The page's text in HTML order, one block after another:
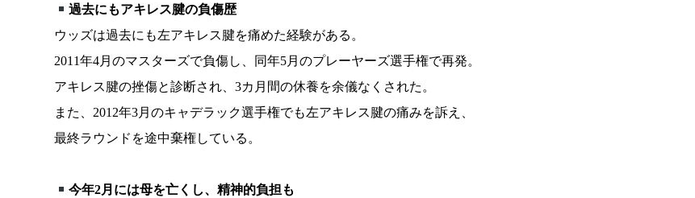
過去にもアキレス腱の負傷歴
ウッズは過去にも左アキレス腱を痛めた経験がある。
2011年4月のマスターズで負傷し、同年5月のプレーヤーズ選手権で再発。
アキレス腱の挫傷と診断され、3カ月間の休養を余儀なくされた。
また、2012年3月のキャデラック選手権でも左アキレス腱の痛みを訴え、
最終ラウンドを途中棄権している。
今年2月には母を亡くし、精神的負担も